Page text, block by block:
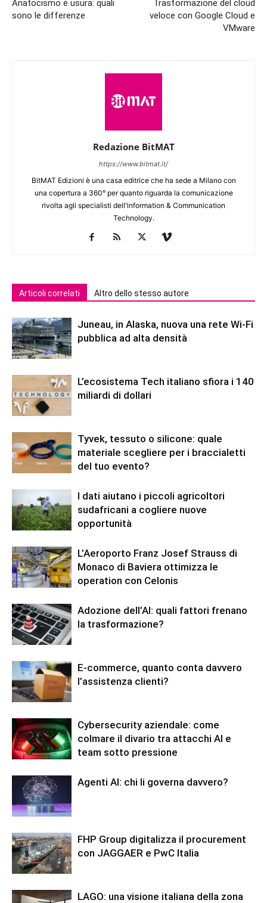
Anatocismo e usura: quali
sono le differenze
Trasformazione del cloud
veloce con Google Cloud e
VMware
Redazione BitMAT
https://www.bitmat.it/
BitMAT Edizioni è una casa editrice che ha sede a Milano con
una copertura a 360° per quanto riguarda la comunicazione
rivolta agli specialisti dell'lnformation & Communication
Technology.
Articoli correlati Altro dello stesso autore
Juneau, in Alaska, nuova una rete Wi-Fi
pubblica ad alta densità
L’ecosistema Tech italiano sfiora i 140
miliardi di dollari
Tyvek, tessuto o silicone: quale
materiale scegliere per i braccialetti
del tuo evento?
I dati aiutano i piccoli agricoltori
sudafricani a cogliere nuove
opportunità
L’Aeroporto Franz Josef Strauss di
Monaco di Baviera ottimizza le
operation con Celonis
Adozione dell’AI: quali fattori frenano
la trasformazione?
E-commerce, quanto conta davvero
l’assistenza clienti?
Cybersecurity aziendale: come
colmare il divario tra attacchi AI e
team sotto pressione
Agenti AI: chi li governa davvero?
FHP Group digitalizza il procurement
con JAGGAER e PwC Italia
LAGO: una visione italiana della zona